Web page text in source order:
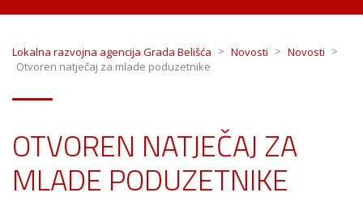
Lokalna razvojna agencija Grada Belišća > Novosti > Novosti >
Otvoren natječaj za mlade poduzetnike
OTVOREN NATJEČAJ ZA
MLADE PODUZETNIKE